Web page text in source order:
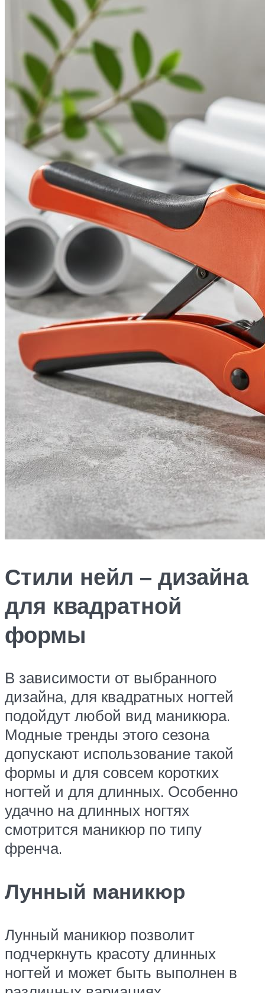
Стили нейл – дизайна
для квадратной
формы
В зависимости от выбранного
дизайна, для квадратных ногтей
подойдут любой вид маникюра.
Модные тренды этого сезона
допускают использование такой
формы и для совсем коротких
ногтей и для длинных. Особенно
удачно на длинных ногтях
смотрится маникюр по типу
френча.
Лунный маникюр
Лунный маникюр позволит
подчеркнуть красоту длинных
ногтей и может быть выполнен в